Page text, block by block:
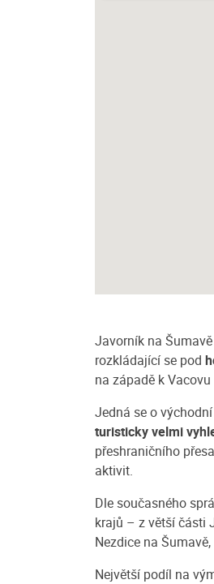
Javorník na
rozkládající se pod
na západě k
Jedná se o
turisticky velmi
přeshraničního
aktivit.
Dle současného
krajů – z větší části
Nezdice na
Největší podíl na
dětských...